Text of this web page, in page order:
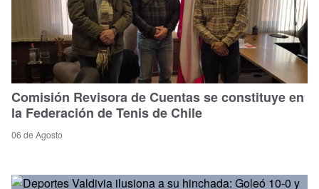
Comisión Revisora de Cuentas se constituye en
la Federación de Tenis de Chile
06 de Agosto